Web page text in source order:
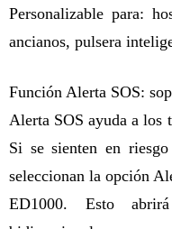
Personalizable para:
ancianos, pulsera
Función Alerta SOS:
Alerta SOS ayuda a los
Si se sienten en
seleccionan la opción
ED1000. Esto